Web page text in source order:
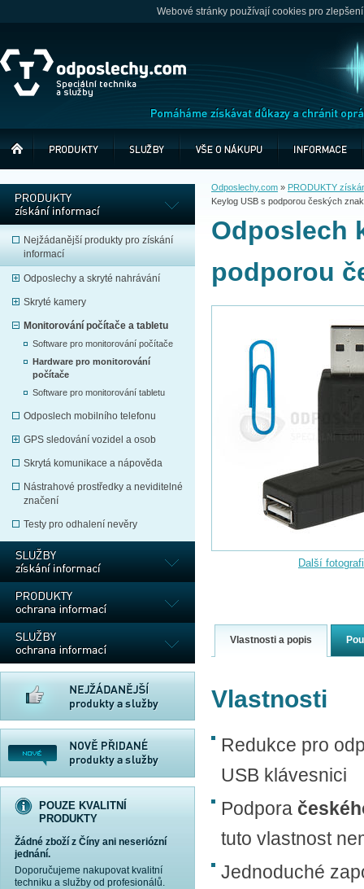
Webové stránky používají cookies pro
Nejžádanější produkty pro získání
informací
Odposlechy a skryté nahrávání
Skryté kamery
Monitorování počítače a tabletu
Software pro monitorování počítače
Hardware pro monitorování
počítače
Software pro monitorování tabletu
Odposlech mobilního telefonu
GPS sledování vozidel a osob
Skrytá komunikace a nápověda
Nástrahové prostředky a neviditelné
značení
Testy pro odhalení nevěry
POUZE KVALITNÍ
PRODUKTY
Žádné zboží z Číny ani neseriózní
jednání.
Doporučujeme nakupovat kvalitní
techniku a služby od profesionálů.
Odposlechy.com » PRODUKTY
Keylog USB s podporou českých
Odposlech
podporou
Další
Vlastnosti a popis
Vlastnosti
Redukce pro
USB klávesnici
Podpora
tuto vlastnost
Jednoduché